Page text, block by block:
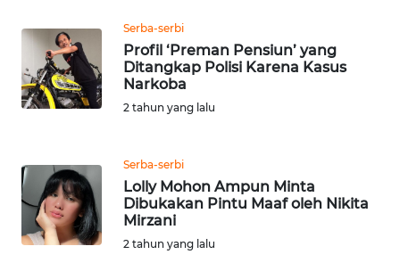
Serba-serbi
Profil ‘Preman Pensiun’ yang
Ditangkap Polisi Karena Kasus
Narkoba
2 tahun yang lalu
Serba-serbi
Lolly Mohon Ampun Minta
Dibukakan Pintu Maaf oleh Nikita
Mirzani
2 tahun yang lalu
REDAKSI
KARIR
Wahana
News
Regional